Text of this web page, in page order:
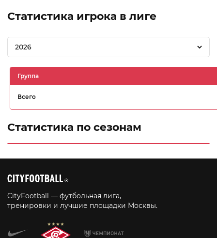
Статистика игрока в лиге
2026
Группа
Всего
Статистика по сезонам
CityFootball — футбольная лига,
тренировки и лучшие площадки Москвы.